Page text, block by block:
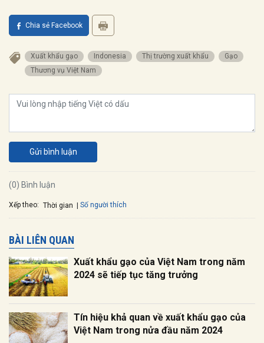
Chia sẻ Facebook
xuất khẩu gạo Indonesia thị trường xuất khẩu
gạo
Thương vụ Việt Nam
Gửi bình luận
(0) Bình luận
Xếp theo: Thời gian Số người thích
BÀI LIÊN QUAN
Xuất khẩu gạo của Việt Nam trong năm
2024 sẽ tiếp tục tăng trưởng
Tín hiệu khả quan về xuất khẩu gạo của
Việt Nam trong nửa đầu năm 2024